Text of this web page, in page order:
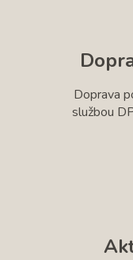
Doprava
službou